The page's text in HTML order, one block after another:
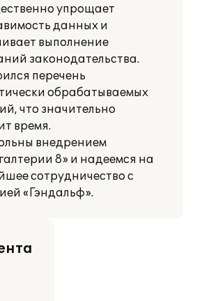
упрощает
данных и
выполнение
законодательства.
перечень
обрабатываемых
что значительно
время.
внедрением
8» и надеемся на
сотрудничество с
«Гэндальф».